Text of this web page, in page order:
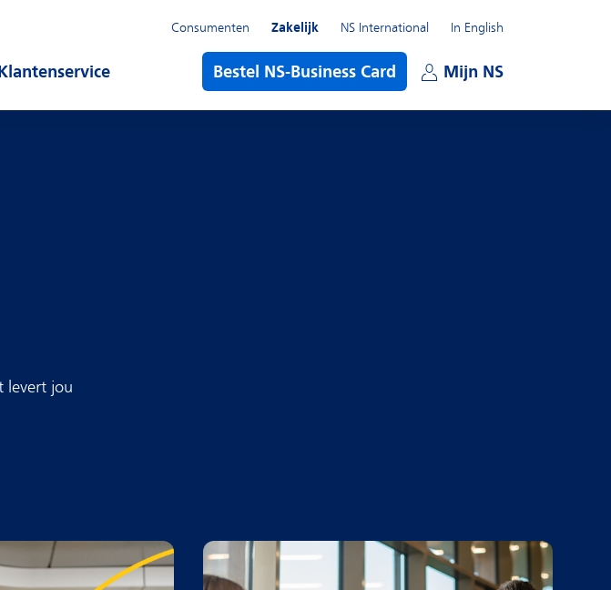
submenu Open submenuBestel NS-Business Card Mijn NS
Consumenten Zakelijk NS International In English
levert jou